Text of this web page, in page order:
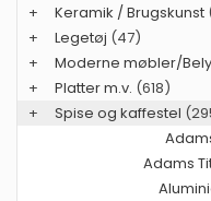
+
Keramik / Brugskunst
+
Legetøj (47)
+
Moderne møbler/
+
Platter m.v. (618)
+
Spise og kaffestel
Adams